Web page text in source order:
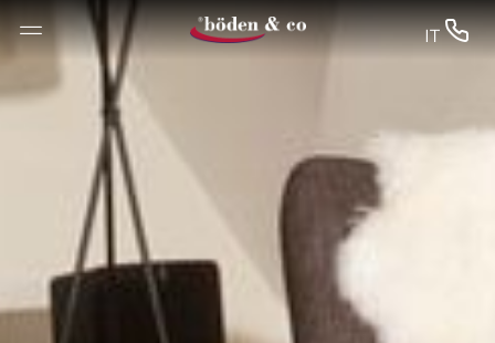
--
 IT